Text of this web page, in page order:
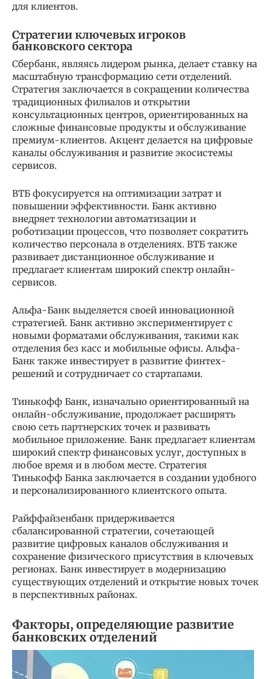
для клиентов.
Стратегии ключевых игроков
банковского сектора
Сбербанк, являясь лидером рынка, делает ставку на
масштабную трансформацию сети отделений.
Стратегия заключается в сокращении количества
традиционных филиалов и открытии
консультационных центров, ориентированных на
сложные финансовые продукты и обслуживание
премиум-клиентов. Акцент делается на цифровые
каналы обслуживания и развитие экосистемы
сервисов.
ВТБ фокусируется на оптимизации затрат и
повышении эффективности. Банк активно
внедряет технологии автоматизации и
роботизации процессов, что позволяет сократить
количество персонала в отделениях. ВТБ также
развивает дистанционное обслуживание и
предлагает клиентам широкий спектр онлайн-
сервисов.
Альфа-Банк выделяется своей инновационной
стратегией. Банк активно экспериментирует с
новыми форматами обслуживания, такими как
отделения без касс и мобильные офисы. Альфа-
Банк также инвестирует в развитие финтех-
решений и сотрудничает со стартапами.
Тинькофф Банк, изначально ориентированный на
онлайн-обслуживание, продолжает расширять
свою сеть партнерских точек и развивать
мобильное приложение. Банк предлагает клиентам
широкий спектр финансовых услуг, доступных в
любое время и в любом месте. Стратегия
Тинькофф Банка заключается в создании удобного
и персонализированного клиентского опыта.
Райффайзенбанк придерживается
сбалансированной стратегии, сочетающей
развитие цифровых каналов обслуживания и
сохранение физического присутствия в ключевых
регионах. Банк инвестирует в модернизацию
существующих отделений и открытие новых точек
в перспективных районах.
Факторы, определяющие развитие
банковских отделений